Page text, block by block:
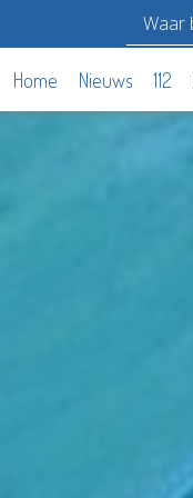
Home Nieuws 112